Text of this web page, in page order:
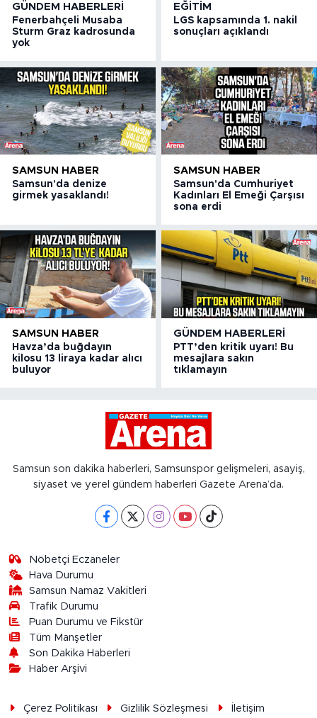
GÜNDEM HABERLERI
Fenerbahçeli Musaba
Sturm Graz kadrosunda
yok
EĞITIM
LGS kapsamında 1. nakil
sonuçları açıklandı
SAMSUN HABER
Samsun'da denize
girmek yasaklandı!
SAMSUN HABER
Samsun'da Cumhuriyet
Kadınları El Emeği Çarşısı
sona erdi
SAMSUN HABER
Havza’da buğdayın
kilosu 13 liraya kadar alıcı
buluyor
GÜNDEM HABERLERI
PTT’den kritik uyarı! Bu
mesajlara sakın
tıklamayın
Samsun son dakika haberleri, Samsunspor gelişmeleri, asayiş,
siyaset ve yerel gündem haberleri Gazete Arena’da.
Nöbetçi Eczaneler
Hava Durumu
Samsun Namaz Vakitleri
Trafik Durumu
Puan Durumu ve Fikstür
Tüm Manşetler
Son Dakika Haberleri
Haber Arşivi
Çerez Politikası Gizlilik Sözleşmesi İletişim